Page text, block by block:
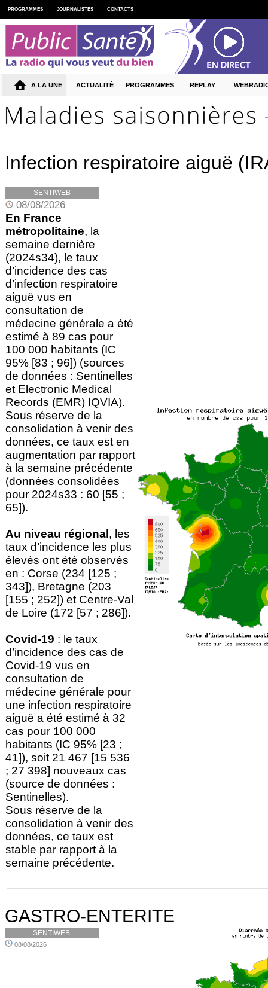
Infection respiratoire aiguë
SENTIWEB
08/08/2026
En France
métropolitaine, la
semaine dernière
(2024s34), le taux
d’incidence des cas
d’infection respiratoire
aiguë vus en
consultation de
médecine générale a été
estimé à 89 cas pour
100 000 habitants (IC
95% [83 ; 96]) (sources
de données : Sentinelles
et Electronic Medical
Records (EMR) IQVIA).
Sous réserve de la
consolidation à venir des
données, ce taux est en
augmentation par rapport
à la semaine précédente
(données consolidées
pour 2024s33 : 60 [55 ;
65]).
Au niveau régional , les
taux d’incidence les plus
élevés ont été observés
en : Corse (234 [125 ;
343]), Bretagne (203
[155 ; 252]) et Centre-Val
de Loire (172 [57 ; 286]).
Covid-19 : le taux
d’incidence des cas de
Covid-19 vus en
consultation de
médecine générale pour
une infection respiratoire
aiguë a été estimé à 32
cas pour 100 000
habitants (IC 95% [23 ;
41]), soit 21 467 [15 536
; 27 398] nouveaux cas
(source de données :
Sentinelles).
Sous réserve de la
consolidation à venir des
données, ce taux est
stable par rapport à la
semaine précédente.
GASTRO-ENTERITE
SENTIWEB
08/08/2026
PROGRAMMES JOURNALISTES CONTACTS
A LA UNE ACTUALITÉ PROGRAMMES REPLAY